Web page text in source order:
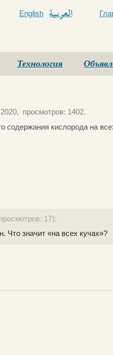
English
Технология
просмотров: 1402.
содержания кислорода на
17):
Что значит «на всех кучах»?